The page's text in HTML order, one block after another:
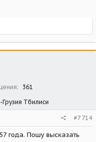
361
Тбилиси
#7 714
года. Пошу высказать